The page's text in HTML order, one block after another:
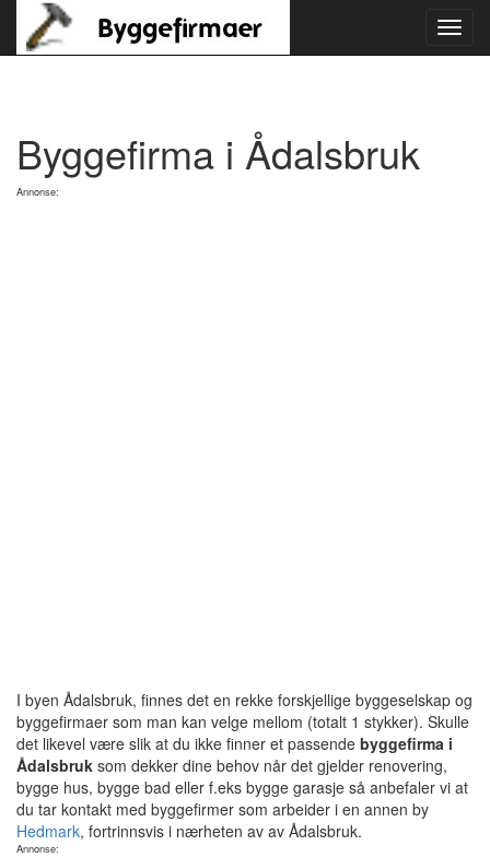
Byggefirma i Ådalsbruk
Annonse:
I byen Ådalsbruk, finnes det en rekke forskjellige byggeselskap og
byggefirmaer som man kan velge mellom (totalt 1 stykker). Skulle
det likevel være slik at du ikke finner et passende byggefirma i
Ådalsbruk som dekker dine behov når det gjelder renovering,
bygge hus, bygge bad eller f.eks bygge garasje så anbefaler vi at
du tar kontakt med byggefirmer som arbeider i en annen by
Hedmark, fortrinnsvis i nærheten av av Ådalsbruk.
Annonse: